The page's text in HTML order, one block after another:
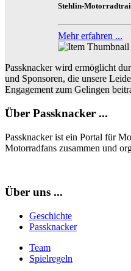
Stehlin-
Mehr erfahren ...
Passknacker wird ermöglicht
und Sponsoren, die unsere
Engagement zum Gelingen
Über Passknacker ...
Passknacker ist ein Portal für
Motorradfans zusammen und
Über uns ...
Geschichte
Passknacker
Team
Spielregeln